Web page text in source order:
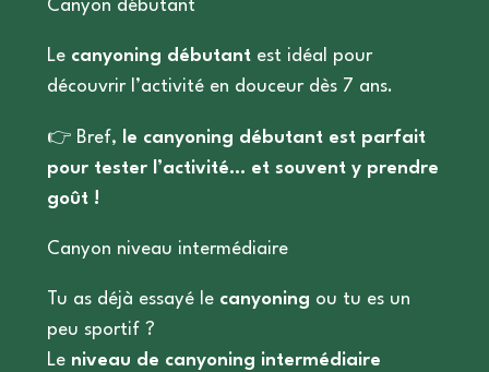
Canyon débutant
Le canyoning débutantest idéal pour
découvrir l’activité en douceur dès 7 ans.
👉 Bref,
le canyoning débutant est parfait
pour tester l’activité… et souvent y prendre
goût !
Canyon niveau intermédiaire
Tu as déjà essayé le canyoning ou tu es un
peu sportif ?
Le niveau de canyoning intermédiaire